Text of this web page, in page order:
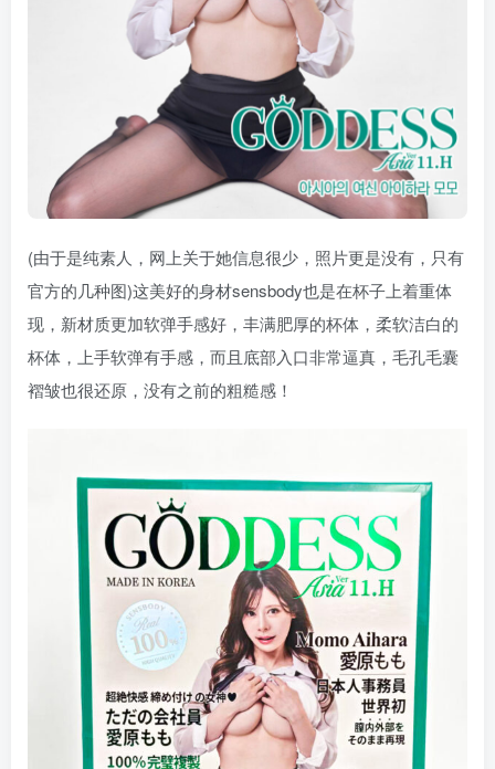
(由于是纯素人，网上关于她信息很少，照片更是没有，只有
官方的几种图)这美好的身材sensbody也是在杯子上着重体
现，新材质更加软弹手感好，丰满肥厚的杯体，柔软洁白的
杯体，上手软弹有手感，而且底部入口非常逼真，毛孔毛囊
褶皱也很还原，没有之前的粗糙感！